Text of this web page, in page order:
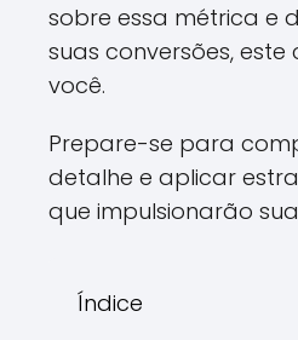
sobre essa métrica e
suas conversões,
você.
Prepare-se para
detalhe e aplicar
que impulsionarão
Índice